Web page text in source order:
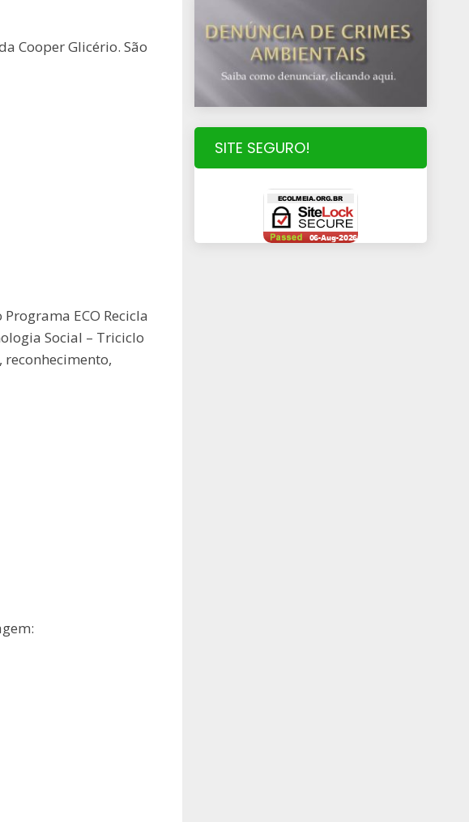
Cooper Glicério. São
ECO Recicla
Social – Triciclo
SITE SEGURO!